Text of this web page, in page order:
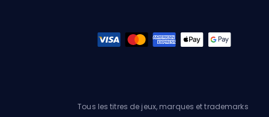
Tous les titres de jeux, marques et trademarks